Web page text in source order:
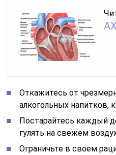
Откажитесь от
алкогольных напитков,
Постарайтесь каждый
гулять на свежем
Ограничьте в своем